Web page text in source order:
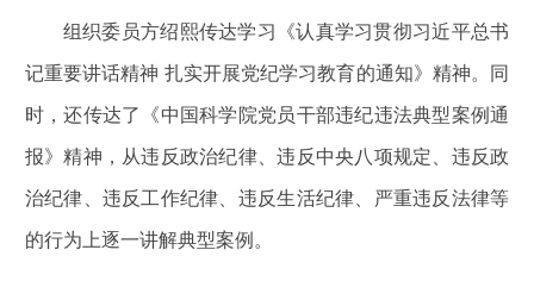
组织委员方绍熙传达学习《认真学习贯彻习近平总书
记重要讲话精神 扎实开展党纪学习教育的通知》精神。同
时，还传达了《中国科学院党员干部违纪违法典型案例通
报》精神，从违反政治纪律、违反中央八项规定、违反政
治纪律、违反工作纪律、违反生活纪律、严重违反法律等
的行为上逐一讲解典型案例。